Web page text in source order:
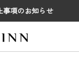
事項のお知らせ